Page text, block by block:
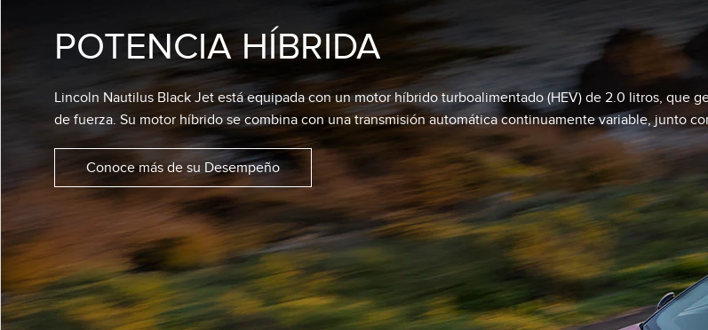
POTENCIA HÍBRIDA
Lincoln Nautilus Black Jet está equipada con un motor híbrido turboalimentado (HEV) de 2.0 litros, que
de fuerza. Su motor híbrido se combina con una transmisión automática continuamente variable, junto
Conoce más de su Desempeño